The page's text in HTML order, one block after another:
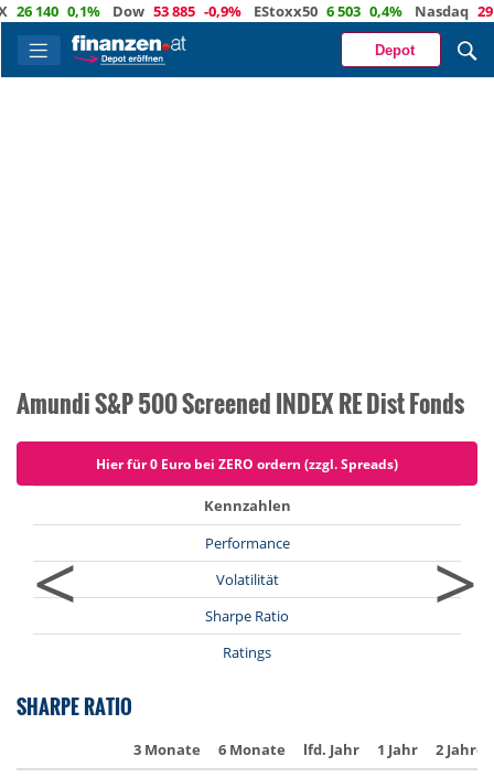
26 140 0,1% Dow 53 885 -0,9% EStoxx50 6 503 0,4% Nasdaq 29
Depot
Amundi S&P 500 Screened INDEX RE Dist Fonds
Hier für 0 Euro bei ZERO ordern (zzgl. Spreads)
<
Kennzahlen
Performance
Volatilität
Sharpe Ratio
Ratings
>
SHARPE RATIO
3 Monate 6 Monate lfd. Jahr 1 Jahr
2 Jahre